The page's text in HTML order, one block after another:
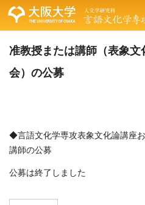
准教授または講師（表象
会）の公募
◆言語文化学専攻表象文化論講座
講師の公募
公募は終了しました